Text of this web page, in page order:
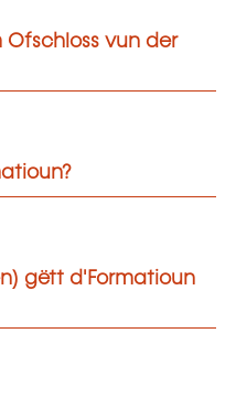
vun der
gëtt d'Formatioun